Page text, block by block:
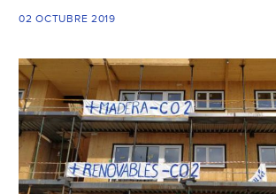
02 OCTUBRE 2019